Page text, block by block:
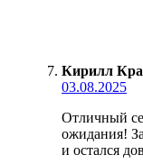
Кирилл
03.08.2025
Отличный
ожидания!
и остался